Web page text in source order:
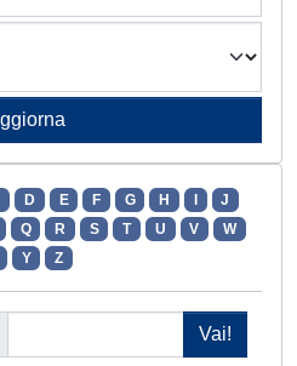
D E F G H
J
Q R S T U V
W
Y Z